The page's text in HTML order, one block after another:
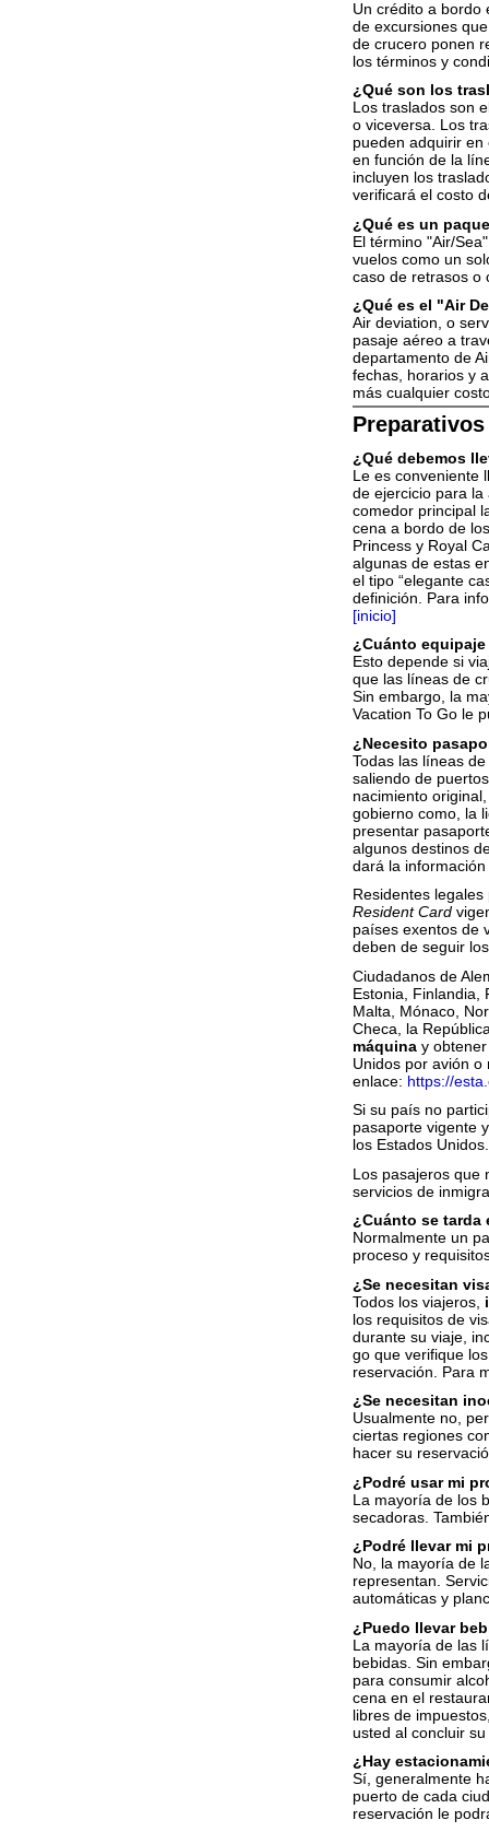
Un crédito a bordo
de excursiones
de crucero ponen
los términos y
¿Qué son los
Los traslados son
o viceversa. Los
pueden adquirir
en función de la
incluyen los
verificará el costo
¿Qué es un
El término "Air/
vuelos como un
caso de retrasos o
¿Qué es el "Air
Air deviation, o
pasaje aéreo a
departamento de
fechas, horarios y
más cualquier
¿Qué debemos
Le es conveniente
de ejercicio para
comedor principal
cena a bordo de
Princess y Royal
algunas de estas
el tipo “elegante
definición. Para
[inicio]
¿Cuánto
Esto depende si
que las líneas de
Sin embargo, la
Vacation To Go le
¿Necesito
Todas las líneas
saliendo de
nacimiento
gobierno como, la
presentar
algunos destinos
dará la
Residentes
Resident Card
países exentos de
deben de seguir
Ciudadanos de
Estonia, Finlandia,
Malta, Mónaco,
Checa, la
máquina y
Unidos por avión o
enlace: https://
Si su país no
pasaporte vigente
los Estados Unidos.
Los pasajeros que
servicios de
¿Cuánto se tarda
Normalmente un
proceso y
¿Se necesitan
Todos los viajeros,
los requisitos de
durante su viaje,
go que verifique
reservación. Para
¿Se necesitan
Usualmente no,
ciertas regiones
hacer su
¿Podré usar mi
La mayoría de los
secadoras.
¿Podré llevar mi
No, la mayoría de
representan.
automáticas y
¿Puedo llevar
La mayoría de las
bebidas. Sin
para consumir
cena en el
libres de
usted al concluir
¿Hay
Sí, generalmente
puerto de cada
reservación le